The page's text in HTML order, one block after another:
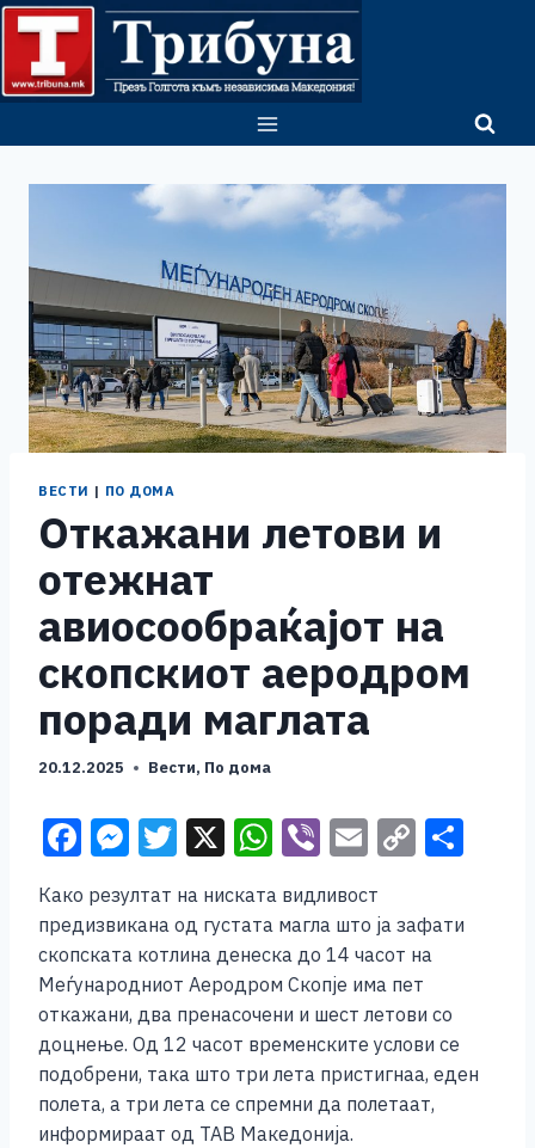
Skip
content
ВЕСТИ | ПО ДОМА
Откажани летови и
отежнат
авиосообраќајот на
скопскиот аеродром
поради маглата
20.12.2025 Вести, По дома
F
c
e
b
o
o
k
M
ss
e
n
g
er
T
tt
er
X W
at
s
A
p
p
Vi
er
E
ai
l
C
p
y
Li
n
k
Како резултат на ниската видливост
предизвикана од густата магла што ја зафати
скопската котлина денеска до 14 часот на
Меѓународниот Аеродром Скопје има пет
откажани, два пренасочени и шест летови со
доцнење. Од 12 часот временските услови се
подобрени, така што три лета пристигнаа, еден
полета, а три лета се спремни да полетаат,
информираат од ТАВ Македонија.